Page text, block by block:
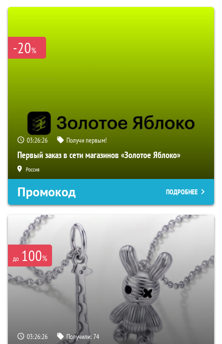
-20%
03:26:25 Получи первым!
Первый заказ в сети магазинов «Золотое Яблоко»
Россия
Промокод ПОДРОБНЕЕ
до 100%
03:26:25 Получили:74